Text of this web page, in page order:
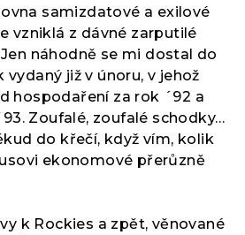
samizdatové a exilové
vzniklá z dávné zarputilé
náhodně se mi dostal do
vydaný již v únoru, v jehož
hospodaření za rok ´92 a
Zoufalé, zoufalé schodky…
do křečí, když vím, kolik
ekonomové přerůzně
k Rockies a zpět, věnované